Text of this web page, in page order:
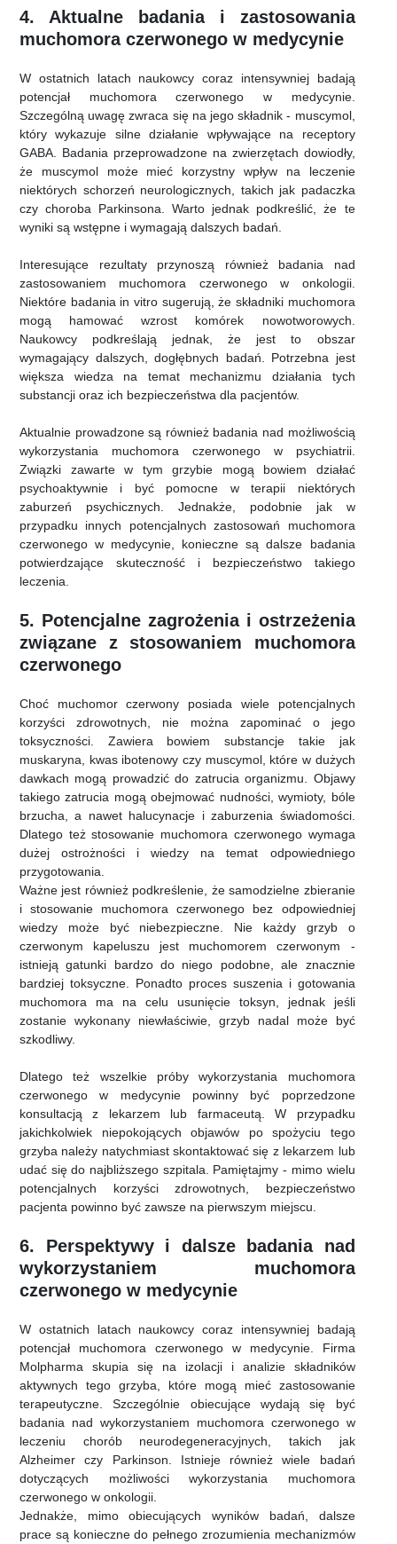
4. Aktualne badania i zastosowania
muchomora czerwonego w medycynie
W ostatnich latach naukowcy coraz intensywniej badają
potencjał muchomora czerwonego w medycynie.
Szczególną uwagę zwraca się na jego składnik - muscymol,
który wykazuje silne działanie wpływające na receptory
GABA. Badania przeprowadzone na zwierzętach dowiodły,
że muscymol może mieć korzystny wpływ na leczenie
niektórych schorzeń neurologicznych, takich jak padaczka
czy choroba Parkinsona. Warto jednak podkreślić, że te
wyniki są wstępne i wymagają dalszych badań.
Interesujące rezultaty przynoszą również badania nad
zastosowaniem muchomora czerwonego w onkologii.
Niektóre badania in vitro sugerują, że składniki muchomora
mogą hamować wzrost komórek nowotworowych.
Naukowcy podkreślają jednak, że jest to obszar
wymagający dalszych, dogłębnych badań. Potrzebna jest
większa wiedza na temat mechanizmu działania tych
substancji oraz ich bezpieczeństwa dla pacjentów.
Aktualnie prowadzone są również badania nad możliwością
wykorzystania muchomora czerwonego w psychiatrii.
Związki zawarte w tym grzybie mogą bowiem działać
psychoaktywnie i być pomocne w terapii niektórych
zaburzeń psychicznych. Jednakże, podobnie jak w
przypadku innych potencjalnych zastosowań muchomora
czerwonego w medycynie, konieczne są dalsze badania
potwierdzające skuteczność i bezpieczeństwo takiego
leczenia.
5. Potencjalne zagrożenia i ostrzeżenia
związane z stosowaniem muchomora
czerwonego
Choć muchomor czerwony posiada wiele potencjalnych
korzyści zdrowotnych, nie można zapominać o jego
toksyczności. Zawiera bowiem substancje takie jak
muskaryna, kwas ibotenowy czy muscymol, które w dużych
dawkach mogą prowadzić do zatrucia organizmu. Objawy
takiego zatrucia mogą obejmować nudności, wymioty, bóle
brzucha, a nawet halucynacje i zaburzenia świadomości.
Dlatego też stosowanie muchomora czerwonego wymaga
dużej ostrożności i wiedzy na temat odpowiedniego
przygotowania.
Ważne jest również podkreślenie, że samodzielne zbieranie
i stosowanie muchomora czerwonego bez odpowiedniej
wiedzy może być niebezpieczne. Nie każdy grzyb o
czerwonym kapeluszu jest muchomorem czerwonym -
istnieją gatunki bardzo do niego podobne, ale znacznie
bardziej toksyczne. Ponadto proces suszenia i gotowania
muchomora ma na celu usunięcie toksyn, jednak jeśli
zostanie wykonany niewłaściwie, grzyb nadal może być
szkodliwy.
Dlatego też wszelkie próby wykorzystania muchomora
czerwonego w medycynie powinny być poprzedzone
konsultacją z lekarzem lub farmaceutą. W przypadku
jakichkolwiek niepokojących objawów po spożyciu tego
grzyba należy natychmiast skontaktować się z lekarzem lub
udać się do najbliższego szpitala. Pamiętajmy - mimo wielu
potencjalnych korzyści zdrowotnych, bezpieczeństwo
pacjenta powinno być zawsze na pierwszym miejscu.
6. Perspektywy i dalsze badania nad
wykorzystaniem muchomora
czerwonego w medycynie
W ostatnich latach naukowcy coraz intensywniej badają
potencjał muchomora czerwonego w medycynie. Firma
Molpharma skupia się na izolacji i analizie składników
aktywnych tego grzyba, które mogą mieć zastosowanie
terapeutyczne. Szczególnie obiecujące wydają się być
badania nad wykorzystaniem muchomora czerwonego w
leczeniu chorób neurodegeneracyjnych, takich jak
Alzheimer czy Parkinson. Istnieje również wiele badań
dotyczących możliwości wykorzystania muchomora
czerwonego w onkologii.
Jednakże, mimo obiecujących wyników badań, dalsze
prace są konieczne do pełnego zrozumienia mechanizmów